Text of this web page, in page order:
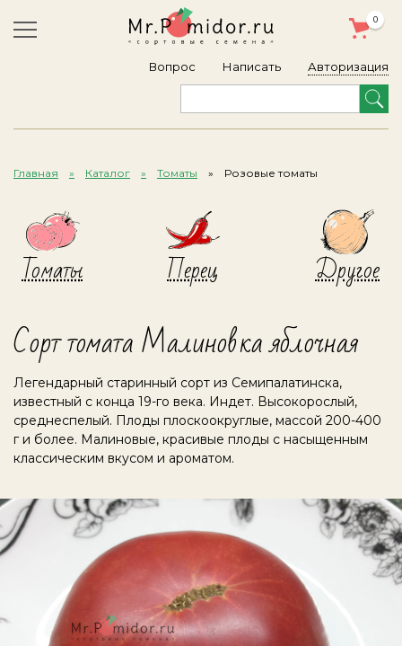
Вопрос Написать
0
Авторизация
Главная Каталог Томаты Розовые томаты
Томаты Перец Другое
Сорт томата Малиновка яблочная
Легендарный старинный сорт из Семипалатинска,
известный с конца 19-го века. Индет. Высокорослый,
среднеспелый. Плоды плоскоокруглые, массой 200-400
г и более. Малиновые, красивые плоды с насыщенным
классическим вкусом и ароматом.